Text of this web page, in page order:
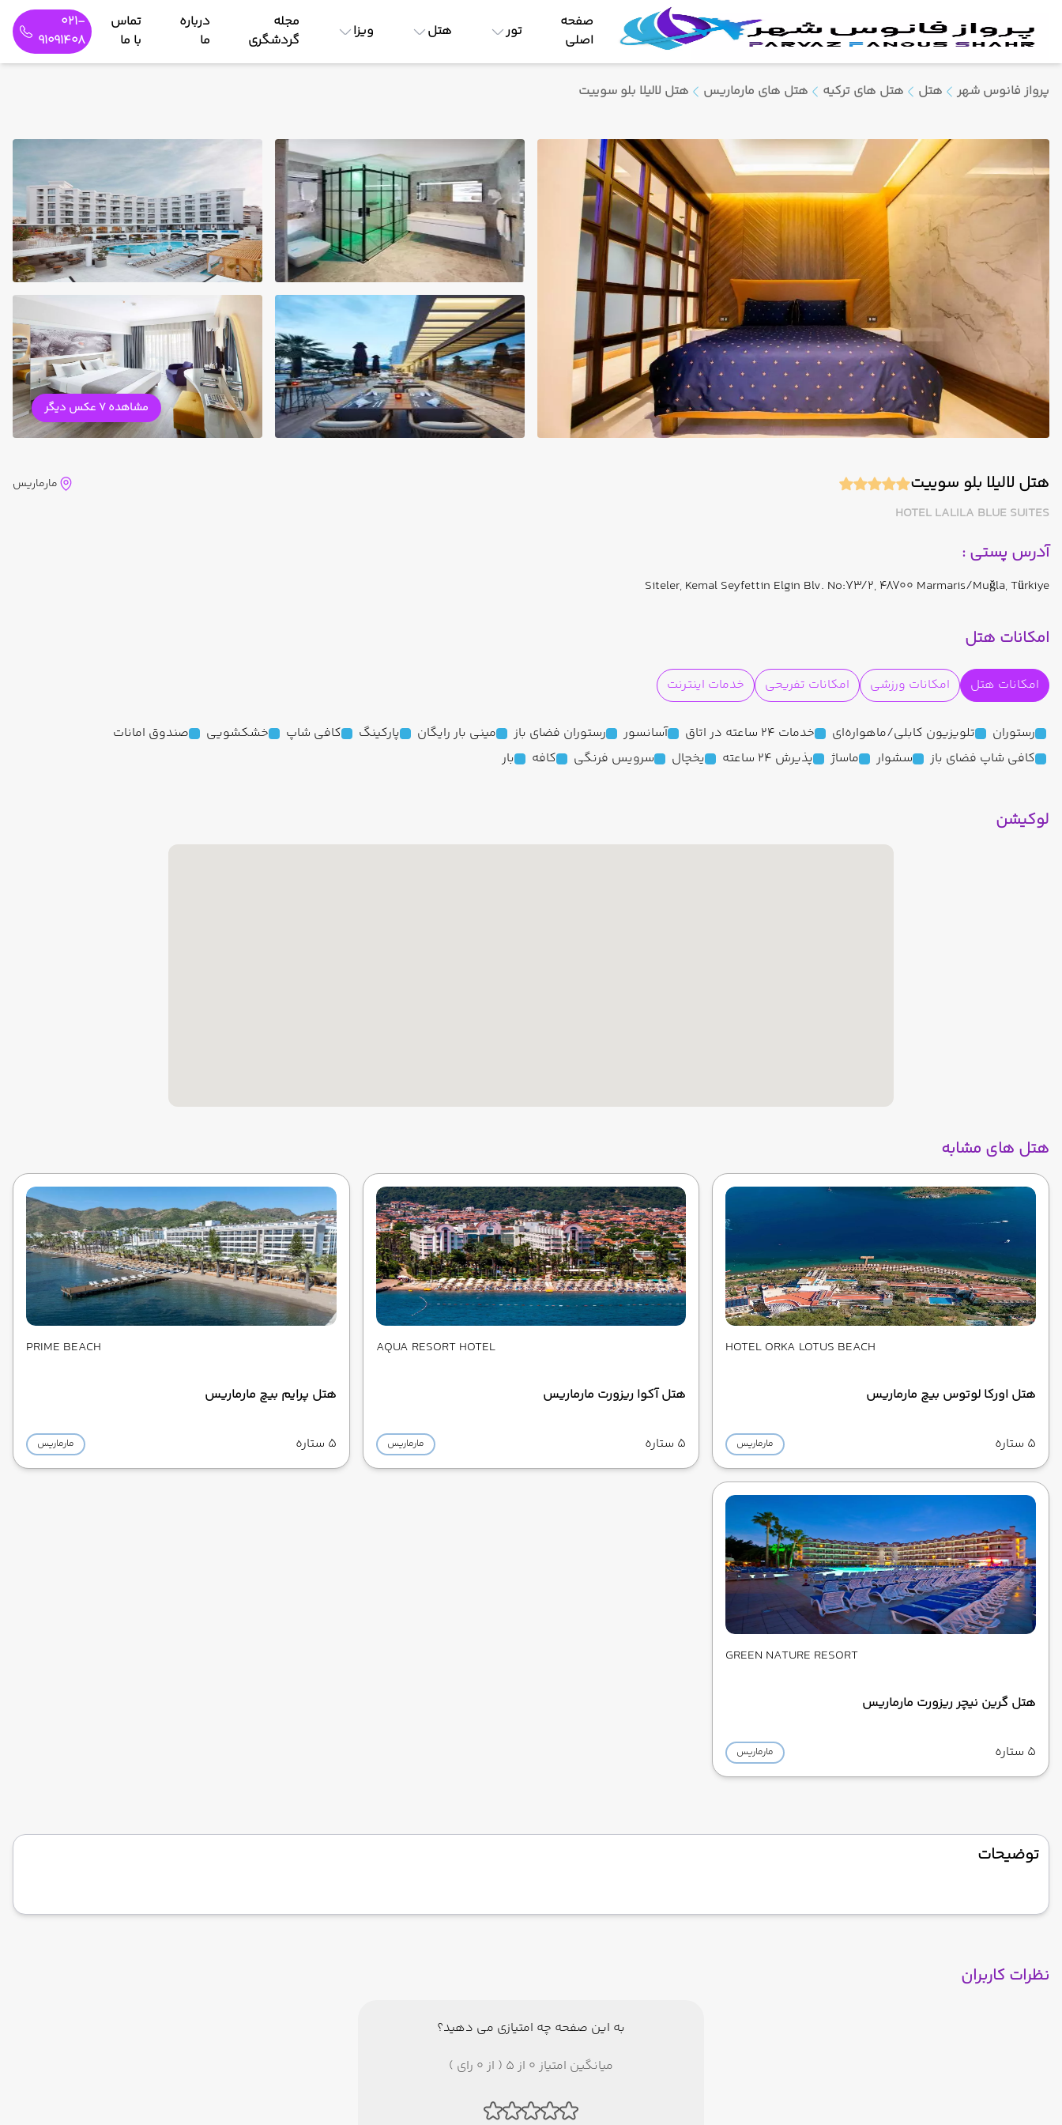
صفحه
اصلی
تور هتل ویزا
مجله
گردشگری
درباره
ما
تماس
با ما
021-
91091408
پرواز فانوس شهر هتل هتل های ترکیه هتل های مارماریس هتل لالیلا بلو سوییت
مشاهده 7 عکس دیگر
هتل لالیلا بلو سوییت
HOTEL LALILA BLUE SUITES
مارماریس
آدرس پستی :
Siteler, Kemal Seyfettin Elgin Blv. No:73/2, 48700 Marmaris/Muğla, Türkiye
امکانات هتل
امکانات هتل امکانات ورزشی امکانات تفریحی خدمات اینترنت
رستوران تلویزیون کابلی/ماهواره‌ای خدمات 24 ساعته در اتاق آسانسور رستوران فضای باز مینی بار رایگان پارکینگ کافی شاپ خشکشویی
صندوق امانات
کافی شاپ فضای باز
سشوار ماساژ پذیرش 24 ساعته یخچال سرویس فرنگی کافه بار
لوکیشن
هتل های مشابه
HOTEL ORKA LOTUS BEACH
هتل اورکا لوتوس بیچ مارماریس
5 ستاره مارماریس
AQUA RESORT HOTEL
هتل آکوا ریزورت مارماریس
5 ستاره مارماریس
PRIME BEACH
هتل پرایم بیچ مارماریس
5 ستاره مارماریس
GREEN NATURE RESORT
هتل گرین نیچر ریزورت مارماریس
5 ستاره مارماریس
توضیحات
نظرات کاربران
به این صفحه چه امتیازی می دهید؟
میانگین امتیاز 0 از 5 ( از 0 رای )